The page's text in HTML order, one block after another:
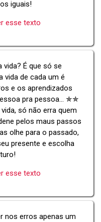
iguais!
esse texto
vida? É que só se
vida de cada um é
e os aprendizados
pra pessoa... ✯✯
só não erra quem
pelos maus passos
olhe para o passado,
presente e escolha
esse texto
nos erros apenas um